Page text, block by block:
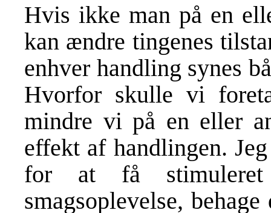
Hvis ikke man på en
kan ændre tingenes
enhver handling synes
Hvorfor skulle vi
mindre vi på en eller
effekt af handlingen.
for at få
smagsoplevelse,